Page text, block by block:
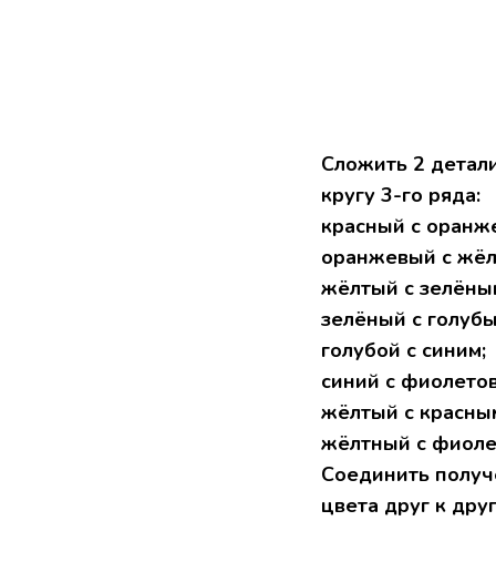
Сложить 2
кругу 3-го ряда:
красный с
оранжевый с
жёлтый с
зелёный с
голубой с синим;
синий с
жёлтый с
жёлтный с
Соединить
цвета друг к